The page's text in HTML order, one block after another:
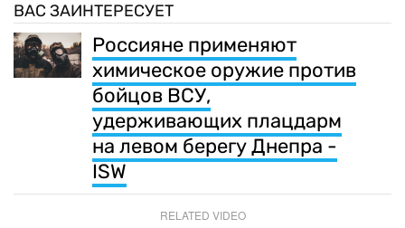
ВАС ЗАИНТЕРЕСУЕТ
Россияне применяют
химическое оружие против
бойцов ВСУ,
удерживающих плацдарм
на левом берегу Днепра -
ISW
RELATED VIDEO